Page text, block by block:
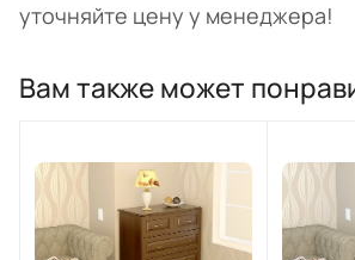
уточняйте цену у менеджера!
Вам также может